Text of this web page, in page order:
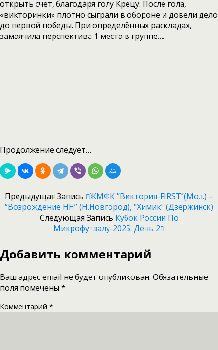
открыть счёт, благодаря голу Крецу. После гола,
«викторинки» плотно сыграли в обороне и довели дело
до первой победы. При определённых раскладах,
замаячила перспектива 1 места в группе….
Продолжение следует…
Предыдущая Запись
ЖМФК ”Виктория-FIRST”(мол.) –
“Возрождение НН” (Н.Новгород), "Химик" (Дзержинск)
Следующая Запись Кубок России По
Микрофутзалу-2025. День 2
Добавить комментарий
Ваш адрес email не будет опубликован. Обязательные
поля помечены *
Комментарий *